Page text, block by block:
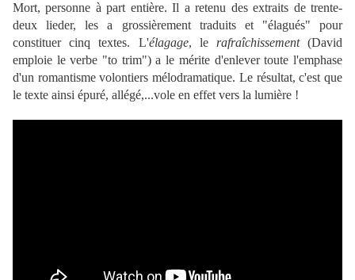
Mort, personne à part entière. Il a retenu des extraits de trente-
deux lieder, les a grossièrement traduits et "élagués" pour
constituer cinq textes. L'élagage, le rafraîchissement(David
emploie le verbe "to trim") a le mérite d'enlever toute l'emphase
d'un romantisme volontiers mélodramatique. Le résultat, c'est que
le texte ainsi épuré, allégé,...vole en effet vers la lumière !